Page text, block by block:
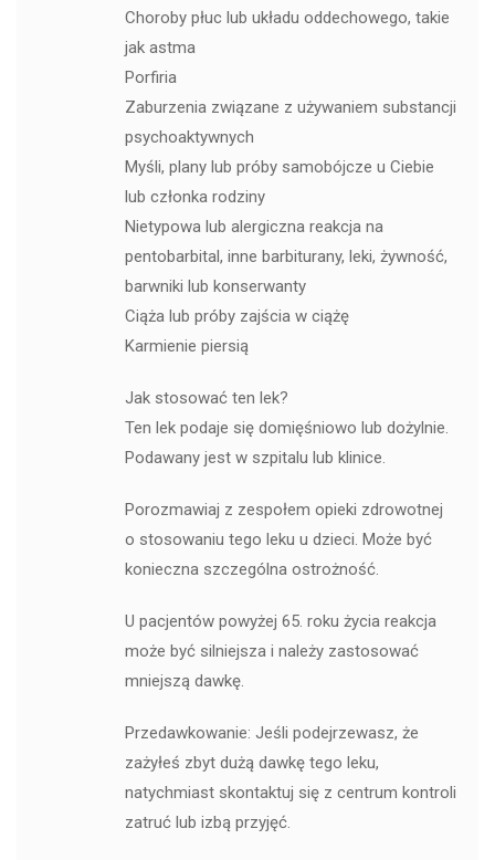
Choroby płuc lub układu oddechowego, takie
jak astma
Porfiria
Zaburzenia związane z używaniem substancji
psychoaktywnych
Myśli, plany lub próby samobójcze u Ciebie
lub członka rodziny
Nietypowa lub alergiczna reakcja na
pentobarbital, inne barbiturany, leki, żywność,
barwniki lub konserwanty
Ciąża lub próby zajścia w ciążę
Karmienie piersią
Jak stosować ten lek?
Ten lek podaje się domięśniowo lub dożylnie.
Podawany jest w szpitalu lub klinice.
Porozmawiaj z zespołem opieki zdrowotnej
o stosowaniu tego leku u dzieci. Może być
konieczna szczególna ostrożność.
U pacjentów powyżej 65. roku życia reakcja
może być silniejsza i należy zastosować
mniejszą dawkę.
Przedawkowanie: Jeśli podejrzewasz, że
zażyłeś zbyt dużą dawkę tego leku,
natychmiast skontaktuj się z centrum kontroli
zatruć lub izbą przyjęć.